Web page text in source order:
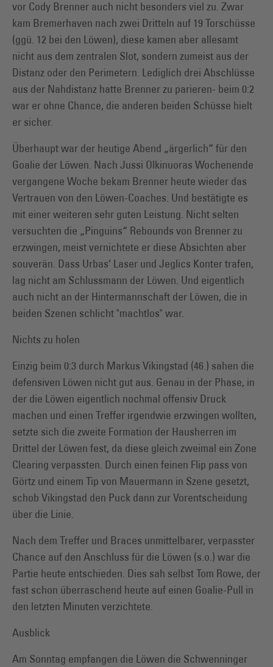
vor Cody Brenner auch nicht besonders viel zu. Zwar
kam Bremerhaven nach zwei Dritteln auf 19 Torschüsse
(ggü. 12 bei den Löwen), diese kamen aber allesamt
nicht aus dem zentralen Slot, sondern zumeist aus der
Distanz oder den Perimetern. Lediglich drei Abschlüsse
aus der Nahdistanz hatte Brenner zu parieren- beim 0:2
war er ohne Chance, die anderen beiden Schüsse hielt
er sicher.
Überhaupt war der heutige Abend „ärgerlich“ für den
Goalie der Löwen. Nach Jussi Olkinuoras Wochenende
vergangene Woche bekam Brenner heute wieder das
Vertrauen von den Löwen-Coaches. Und bestätigte es
mit einer weiteren sehr guten Leistung. Nicht selten
versuchten die „Pinguins“ Rebounds von Brenner zu
erzwingen, meist vernichtete er diese Absichten aber
souverän. Dass Urbas‘ Laser und Jeglics Konter trafen,
lag nicht am Schlussmann der Löwen. Und eigentlich
auch nicht an der Hintermannschaft der Löwen, die in
beiden Szenen schlicht "machtlos" war.
Nichts zu holen
Einzig beim 0:3 durch Markus Vikingstad (46.) sahen die
defensiven Löwen nicht gut aus. Genau in der Phase, in
der die Löwen eigentlich nochmal offensiv Druck
machen und einen Treffer irgendwie erzwingen wollten,
setzte sich die zweite Formation der Hausherren im
Drittel der Löwen fest, da diese gleich zweimal ein Zone
Clearing verpassten. Durch einen feinen Flip pass von
Görtz und einem Tip von Mauermann in Szene gesetzt,
schob Vikingstad den Puck dann zur Vorentscheidung
über die Linie.
Nach dem Treffer und Braces unmittelbarer, verpasster
Chance auf den Anschluss für die Löwen (s.o.) war die
Partie heute entschieden. Dies sah selbst Tom Rowe, der
fast schon überraschend heute auf einen Goalie-Pull in
den letzten Minuten verzichtete.
Ausblick
Am Sonntag empfangen die Löwen die Schwenninger